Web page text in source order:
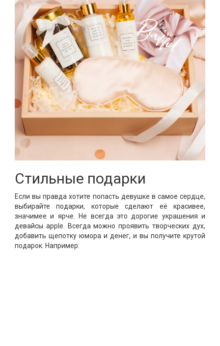
Стильные подарки
Если вы правда хотите попасть девушке в самое сердце,
выбирайте подарки, которые сделают её красивее,
значимее и ярче. Не всегда это дорогие украшения и
девайсы apple. Всегда можно проявить творческих дух,
добавить щепотку юмора и денег, и вы получите крутой
подарок. Например: